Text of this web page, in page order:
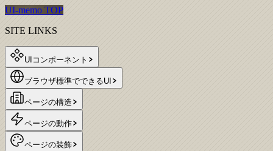
UI-memo TOP
SITE LINKS
UIコンポーネント
ブラウザ標準でできるUI
ページの構造
ページの動作
ページの装飾